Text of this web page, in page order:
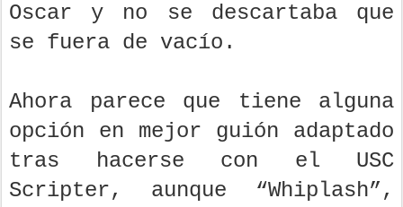
Oscar y no se descartaba que
se fuera de vacío.
Ahora parece que tiene alguna
opción en mejor guión adaptado
tras hacerse con el USC
Scripter, aunque “Whiplash”,